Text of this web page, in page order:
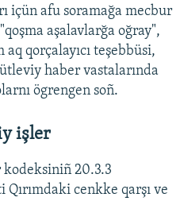
içün afu soramağa mecbur
aşalavlarğa oğray",
qorçalayıcı teşebbüsi,
haber vastalarında
ögrengen soñ.
işler
20.3.3
cenkke qarşı ve